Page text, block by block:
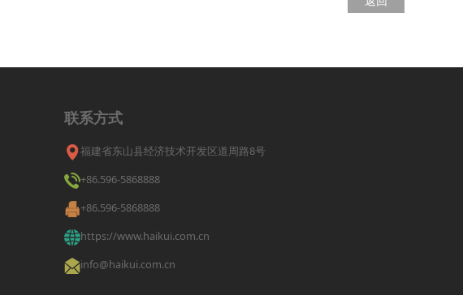
联系方式
福建省东山县经济技术开发区道周路8号
+86.596-5868888
+86.596-5868888
https://www.haikui.com.cn
info@haikui.com.cn